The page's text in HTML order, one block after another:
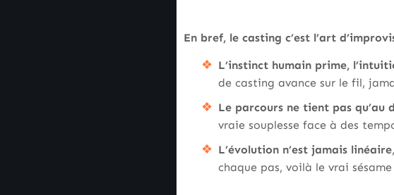
En bref, le casting c’est l’art
L’instinct humain prime,
de casting avance sur le fil,
Le parcours ne tient pas qu’au
vraie souplesse face à des
L’évolution n’est jamais linéaire
chaque pas, voilà le vrai